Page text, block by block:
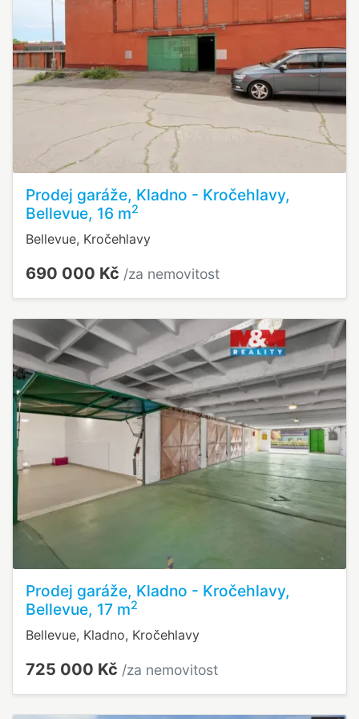
Prodej garáže, Kladno - Kročehlavy,
Bellevue, 16 m2
Bellevue, Kročehlavy
690 000 Kč /za nemovitost
Prodej garáže, Kladno - Kročehlavy,
Bellevue, 17 m2
Bellevue, Kladno, Kročehlavy
725 000 Kč /za nemovitost